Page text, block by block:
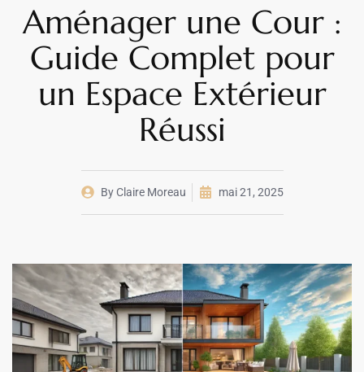
Aménager une Cour :
Guide Complet pour
un Espace Extérieur
Réussi
ByClaire Moreau mai 21, 2025